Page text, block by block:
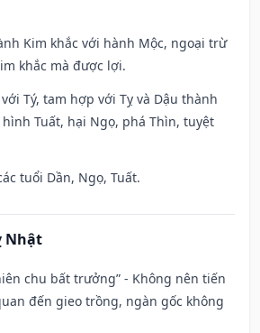
Kim khắc với hành Mộc, ngoại trừ
khắc mà được lợi.
Tý, tam hợp với Tỵ và Dậu thành
Tuất, hại Ngọ, phá Thìn, tuyệt
tuổi Dần, Ngọ, Tuất.
Nhật
chu bất trưởng” - Không nên tiến
đến gieo trồng, ngàn gốc không